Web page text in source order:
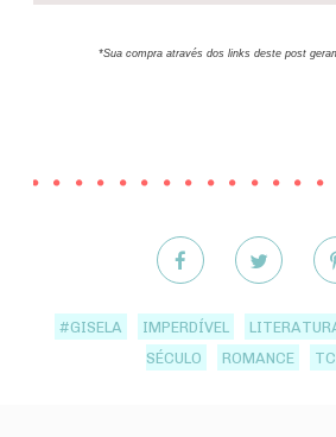
*Sua compra através dos links deste post
#GISELA IMPERDÍVEL
SÉCULO
ROMANCE